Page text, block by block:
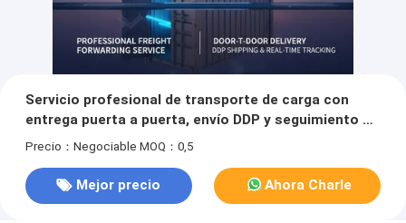
Servicio profesional de transporte de carga con
entrega puerta a puerta, envío DDP y seguimiento en
tiempo real
Precio：Negociable MOQ：0,5
Mejor precio Ahora Charle